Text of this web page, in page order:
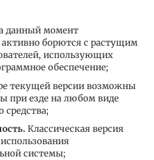
данный момент
активно борются с растущим
использующих
обеспечение;
текущей версии возможны
при езде на любом виде
средства;
Классическая версия
системы;